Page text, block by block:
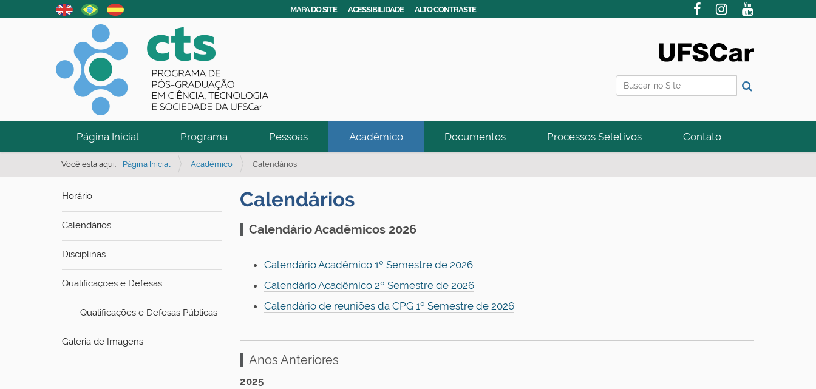
MAPA DO SITE ACESSIBILIDADE ALTO CONTRASTE
Busca
Página Inicial Programa Pessoas Acadêmico Documentos Processos Seletivos Contato
Você está aqui: Página Inicial Acadêmico Calendários
Horário
Calendários
Disciplinas
Qualificações e Defesas
Qualificações e Defesas Públicas
Galeria de Imagens
Calendários
Calendário Acadêmicos 2026
Calendário Acadêmico 1º Semestre de 2026
Calendário Acadêmico 2º Semestre de 2026
Calendário de reuniões da CPG 1º Semestre de 2026
Anos Anteriores
2025